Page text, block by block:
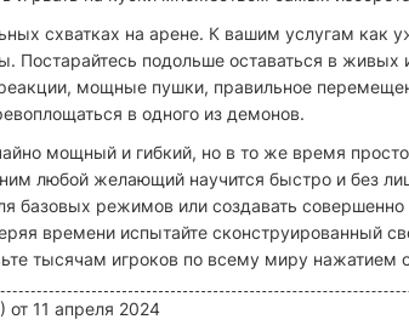
схватках на арене. К вашим услугам как
подольше оставаться в живых
мощные пушки, правильное
в одного из демонов.
мощный и гибкий, но в то же время
любой желающий научится быстро и без
базовых режимов или создавать
времени испытайте сконструированный
тысячам игроков по всему миру нажатием
от 11 апреля 2024